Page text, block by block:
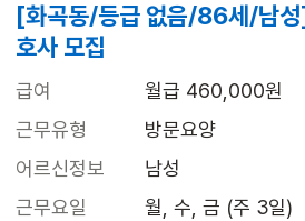
[화곡동/등급 없음/86세/남
호사 모집
급여
월급 460,000원
근무유형
방문요양
어르신정보
남성
근무요일
월, 수, 금 (주 3일)